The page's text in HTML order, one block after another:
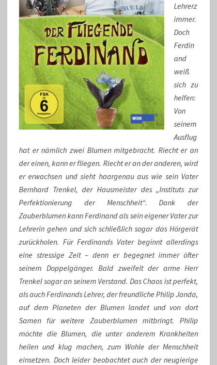
Lehrerz
immer.
Doch
Ferdin
and
weiß
sich zu
helfen:
Von
seinem
Ausflug
hat er nämlich zwei Blumen mitgebracht. Riecht er an
der einen, kann er fliegen. Riecht er an der anderen, wird
er erwachsen und sieht haargenau aus wie sein Vater
Bernhard Trenkel, der Hausmeister des „Instituts zur
Perfektionierung der Menschheit“. Dank der
Zauberblumen kann Ferdinand als sein eigener Vater zur
Lehrerin gehen und sich schließlich sogar das Hörgerät
zurückholen. Für Ferdinands Vater beginnt allerdings
eine stressige Zeit – denn er begegnet immer öfter
seinem Doppelgänger. Bald zweifelt der arme Herr
Trenkel sogar an seinem Verstand. Das Chaos ist perfekt,
als auch Ferdinands Lehrer, der freundliche Philip Janda,
auf dem Planeten der Blumen landet und von dort
Samen für weitere Zauberblumen mitbringt. Philip
möchte die Blumen, die unter anderem Krankheiten
heilen und klug machen, zum Wohle der Menschheit
einsetzen. Doch leider beobachtet auch der neugierige